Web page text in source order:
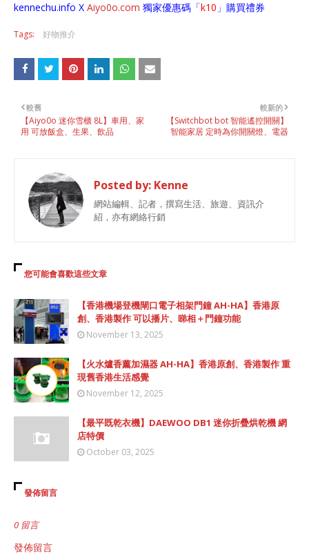
kennechu.info X Aiyo0o.com 獨家優惠碼「k10 」購買禮券
Tags: 好物推介
較新的
【Switchbot bot 智能遙控開關】
智能家居 定時為你開關燈、電器
較舊
【Aiyo0o 迷你雪櫃 8L】車用、家
用 可放飯盒、生果、飲品
Posted by: Kenne
網站編輯、記者，撰寫生活、旅遊、資訊介
紹，亦有網絡行銷
您可能會喜歡這些文章
【香港機場登機閘口電子相架門鐘 AH-HA】香港原
創、香港製作 可以播片、睇相＋門鐘功能
November 13, 2025
【火水爐香薰加濕器 AH-HA】香港原創、香港製作 重
現舊香港生活感覺
November 12, 2025
【最平既乾衣機】DAEWOO DB1 迷你折疊烘乾機 網
店特價
October 03, 2025
發佈留言
0 留言
發佈留言